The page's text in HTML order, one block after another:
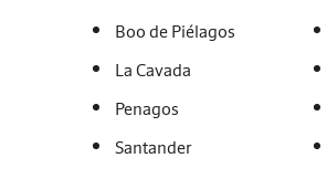
Boo de Piélagos
La Cavada
Penagos
Santander